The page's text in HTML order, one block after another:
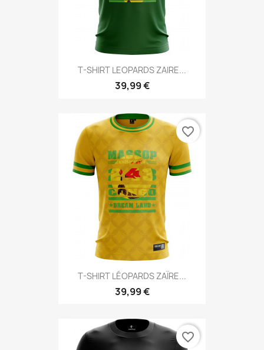
T-SHIRT LEOPARDS ZAIRE...
39,99 €
T-SHIRT LÉOPARDS ZAÏRE...
39,99 €
favorite_border
favorite_border